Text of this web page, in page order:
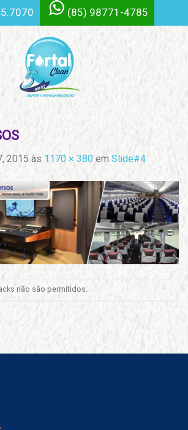
(85) 98771-4785
2015 às 1170 × 380 em Slide#4
não são permitidos.